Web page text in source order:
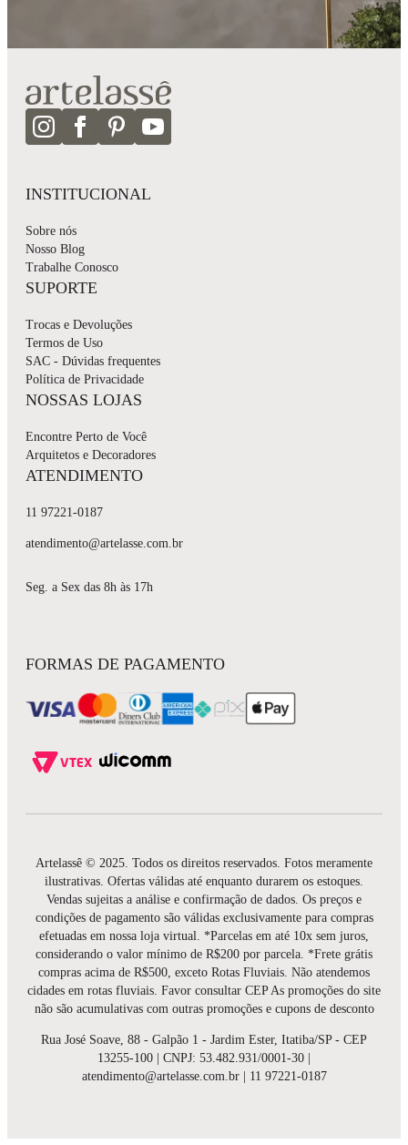
INSTITUCIONAL
Sobre nós
Nosso Blog
Trabalhe Conosco
SUPORTE
Trocas e Devoluções
Termos de Uso
SAC - Dúvidas frequentes
Política de Privacidade
NOSSAS LOJAS
Encontre Perto de Você
Arquitetos e Decoradores
ATENDIMENTO
11 97221-0187
atendimento@artelasse.com.br
Seg. a Sex das 8h às 17h
FORMAS DE PAGAMENTO
Artelassê © 2025. Todos os direitos reservados. Fotos meramente
ilustrativas. Ofertas válidas até enquanto durarem os estoques.
Vendas sujeitas a análise e confirmação de dados. Os preços e
condições de pagamento são válidas exclusivamente para compras
efetuadas em nossa loja virtual. *Parcelas em até 10x sem juros,
considerando o valor mínimo de R$200 por parcela. *Frete grátis
compras acima de R$500, exceto Rotas Fluviais. Não atendemos
cidades em rotas fluviais. Favor consultar CEP As promoções do site
não são acumulativas com outras promoções e cupons de desconto
Rua José Soave, 88 - Galpão 1 - Jardim Ester, Itatiba/SP - CEP
13255-100 | CNPJ: 53.482.931/0001-30 |
atendimento@artelasse.com.br | 11 97221-0187